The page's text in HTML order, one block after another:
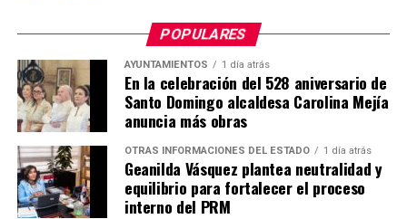
POPULARES
AYUNTAMIENTOS 1 día atrás
En la celebración del 528 aniversario de
Santo Domingo alcaldesa Carolina Mejía
anuncia más obras
OTRAS INFORMACIONES DEL ESTADO 1 día atrás
Geanilda Vásquez plantea neutralidad y
equilibrio para fortalecer el proceso
interno del PRM